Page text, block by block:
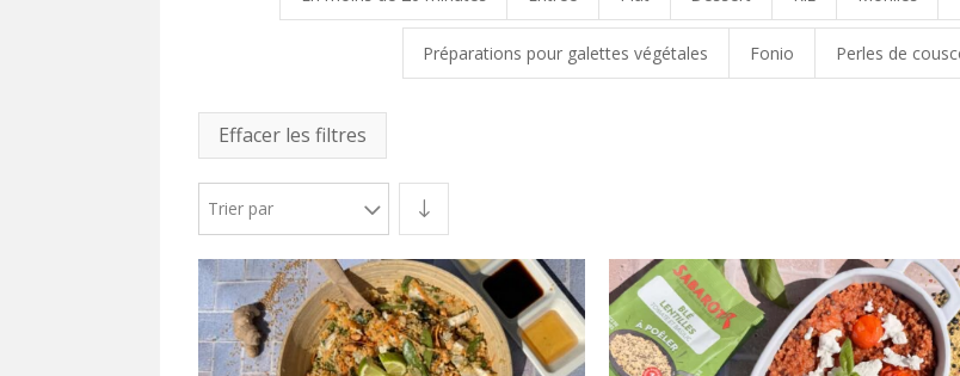
Préparations pour galettes végétales Fonio Perles de
Effacer les filtres
Trier par